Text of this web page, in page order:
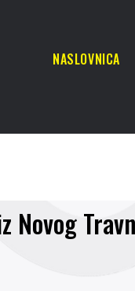
NASLOVNICA
Novog